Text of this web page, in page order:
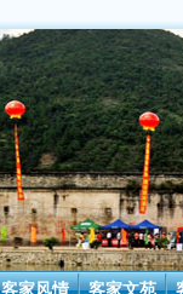
客家风情 客家文苑